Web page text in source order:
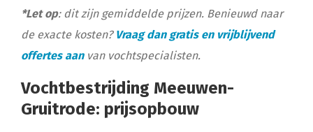
*Let op: dit zijn gemiddelde prijzen. Benieuwd naar
de exacte kosten? Vraag dan gratis en vrijblijvend
offertes aanvan vochtspecialisten.
Vochtbestrijding Meeuwen-
Gruitrode: prijsopbouw